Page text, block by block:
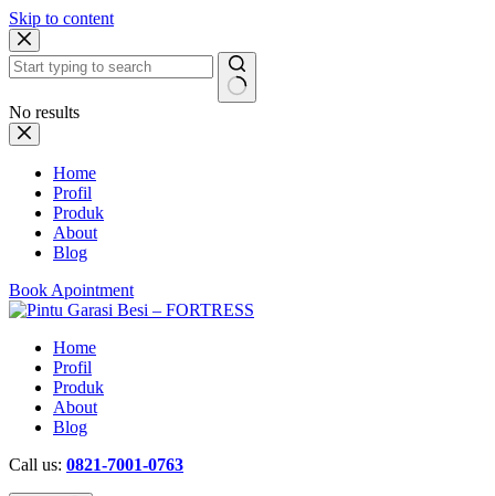
Skip to content
No results
Home
Profil
Produk
About
Blog
Book Apointment
Home
Profil
Produk
About
Blog
Call us: 0821-7001-0763